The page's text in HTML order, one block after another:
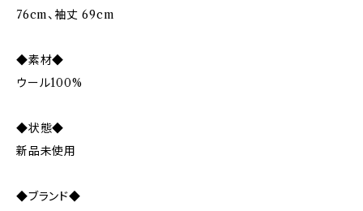
76cm、袖丈 69cm
◆素材◆
ウール100%
◆状態◆
新品未使用
◆ブランド◆